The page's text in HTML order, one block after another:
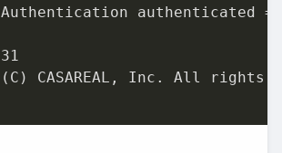
Authentication authenticated
31
(C) CASAREAL, Inc. All rights